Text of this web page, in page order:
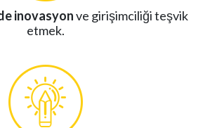
inovasyonve girişimciliği teşvik
etmek.